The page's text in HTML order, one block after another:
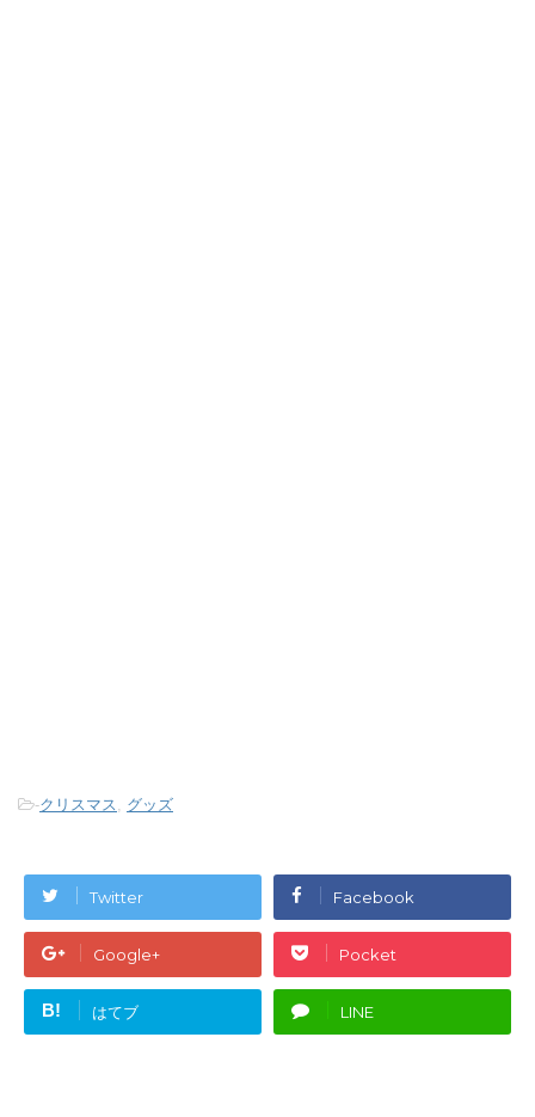
-クリスマス, グッズ
Twitter Facebook
Google+ Pocket
B! はてブ LINE